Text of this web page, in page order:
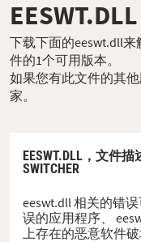
EESWT.DLL
下载下面的eeswt.dll
件的1个可用版本。
如果您有此文件的其他
家。
EESWT.DLL， 文件描
SWITCHER
eeswt.dll 相关的错
误的应用程序、
上存在的恶意软件